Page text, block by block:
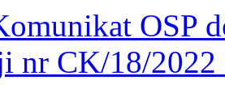
OSP
nr CK/18/